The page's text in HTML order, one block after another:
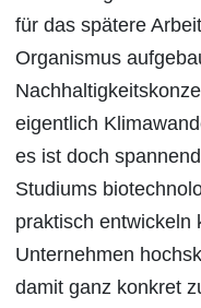
für das spätere
Organismus
eigentlich
es ist doch
Studiums
praktisch entwickeln
Unternehmen
damit ganz konkret